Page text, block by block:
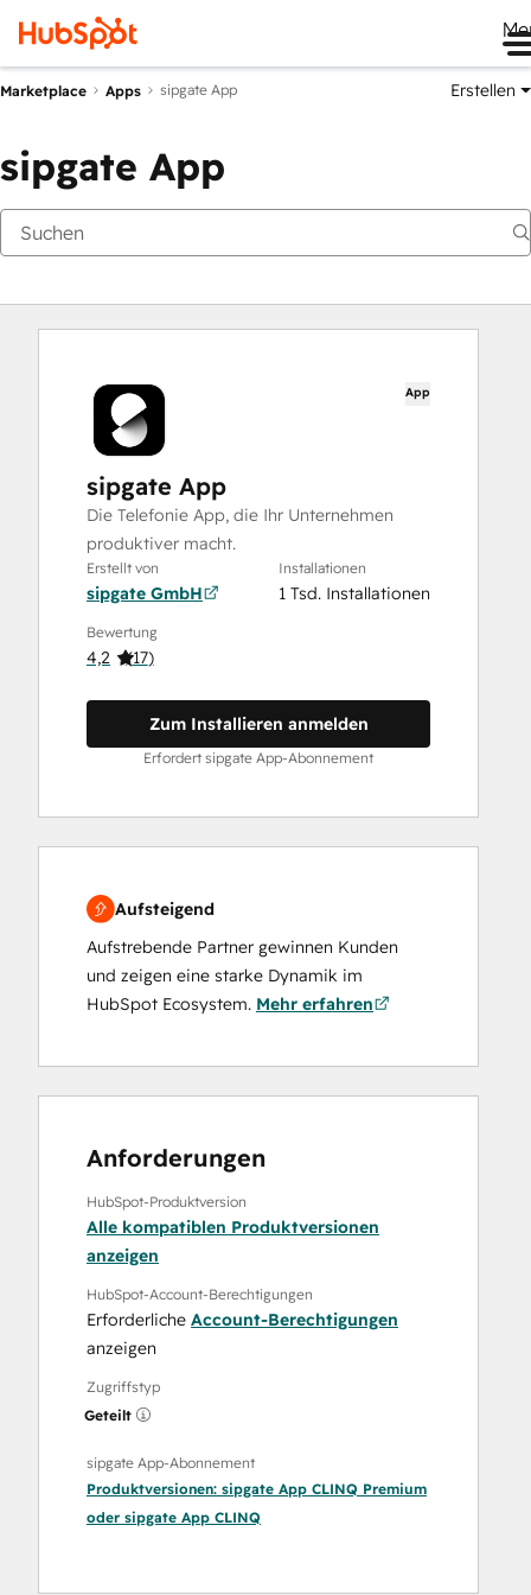
Marketplace Apps sipgate App Erstellen
sipgate App
App
sipgate App
Die Telefonie App, die Ihr Unternehmen
produktiver macht.
Erstellt von
sipgate GmbH
Installationen
1 Tsd. Installationen
Bewertung
4,2 (17)
Zum Installieren anmelden
Erfordert sipgate App-Abonnement
Aufsteigend
Aufstrebende Partner gewinnen Kunden
und zeigen eine starke Dynamik im
HubSpot Ecosystem. Mehr erfahren
Anforderungen
HubSpot-Produktversion
Alle kompatiblen Produktversionen
anzeigen
HubSpot-Account-Berechtigungen
Erforderliche Account-Berechtigungen
anzeigen
Zugriffstyp
Geteilt
sipgate App-Abonnement
Produktversionen: sipgate App CLINQ Premium
oder sipgate App CLINQ